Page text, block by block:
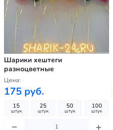
Шарики хештеги
разноцветные
Цена:
175 руб.
15
штук
25
штук
50
штук
100
штук